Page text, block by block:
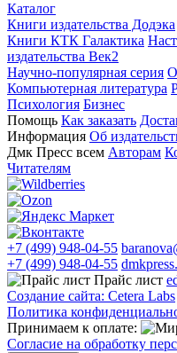
Каталог
Книги издательства Додэка
Книги КТК Галактика
издательства Век2
Научно-популярная серия
Компьютерная литература
Психология Бизнес
Помощь Как заказать
Информация Об
Дмк Пресс всем Авторам
Читателям
+7 (499) 948-04-55
+7 (499) 948-04-55
Прайс лист
Создание сайта: Cetera Labs
Политика
Принимаем к оплате:
Согласие на обработку